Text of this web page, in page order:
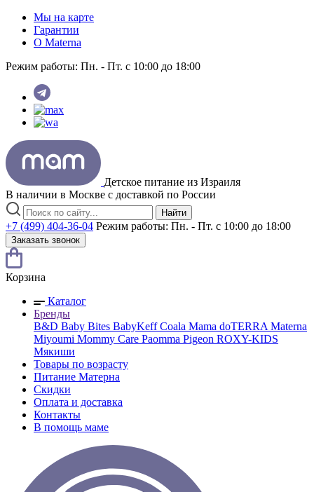
Мы на карте
Гарантии
O Materna
Режим работы: Пн. - Пт. с 10:00 до 18:00
Детское питание из Израиля
В наличии в Москве с доставкой по России
Найти
+7 (499) 404-36-04 Режим работы: Пн. - Пт. с 10:00 до 18:00
Заказать звонок
Корзина
Каталог
Бренды
B&D Baby Bites BabyKeffCoala Mama doTERRA Materna
Miyoumi Mommy Care Paomma Pigeon ROXY-KIDS
Мякиши
Товары по возрасту
Питание Матерна
Скидки
Оплата и доставка
Контакты
В помощь маме